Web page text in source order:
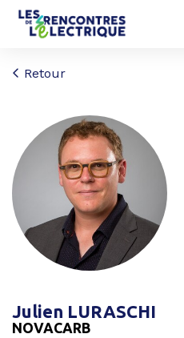
Retour
Julien LURASCHI
NOVACARB